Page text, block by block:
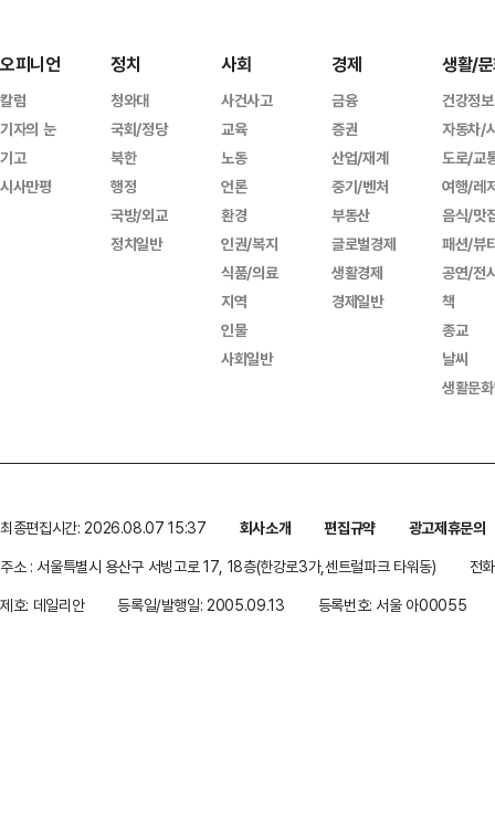
오피니언
칼럼
기자의 눈
기고
시사만평
정치
청와대
국회/정당
북한
행정
국방/외교
정치일반
사회
사건사고
교육
노동
언론
환경
인권/복지
식품/의료
지역
인물
사회일반
경제
금융
증권
산업/재계
중기/벤처
부동산
글로벌경제
생활경제
경제일반
생활/
건강정보
자동차/
도로/교
여행/레
음식/맛
패션/뷰
공연/전
책
종교
날씨
생활문
최종편집시간: 2026.08.07 15:37 회사소개 편집규약
광고제휴문의
주소 : 서울특별시 용산구 서빙고로 17, 18층(한강로3가,센트럴파크 타워동)
전
제호: 데일리안
등록일/발행일: 2005.09.13 등록번호: 서울 아00055